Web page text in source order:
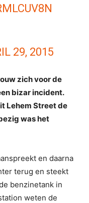
29, 2015
zich voor de
bizar incident.
Lehem Street de
was het
en daarna
terug en steekt
benzinetank in
weten de